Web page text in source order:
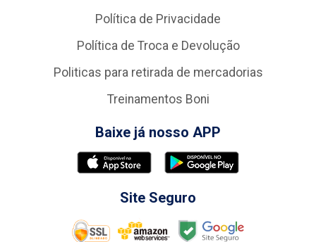
Política de Privacidade
Política de Troca e Devolução
Politicas para retirada de mercadorias
Treinamentos Boni
Baixe já nosso APP
Site Seguro